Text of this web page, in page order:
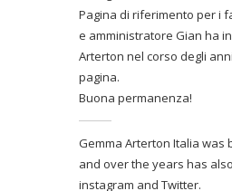
Pagina di riferimento per i
e amministratore Gian ha
Arterton nel corso degli
pagina.
Buona permanenza!
Gemma Arterton Italia was
and over the years has
instagram and Twitter.